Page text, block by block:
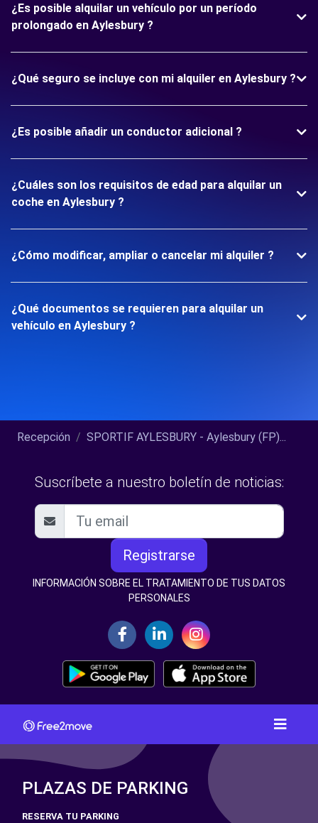
¿Es posible alquilar un vehículo por un período
prolongado en Aylesbury ?
¿Qué seguro se incluye con mi alquiler en Aylesbury ?
¿Es posible añadir un conductor adicional ?
¿Cuáles son los requisitos de edad para alquilar un
coche en Aylesbury ?
¿Cómo modificar, ampliar o cancelar mi alquiler ?
¿Qué documentos se requieren para alquilar un
vehículo en Aylesbury ?
Recepción SPORTIF AYLESBURY - Aylesbury (FP)...
Suscríbete a nuestro boletín de noticias:
Registrarse
INFORMACIÓN SOBRE EL TRATAMIENTO DE TUS DATOS
PERSONALES
PLAZAS DE PARKING
RESERVA TU PARKING